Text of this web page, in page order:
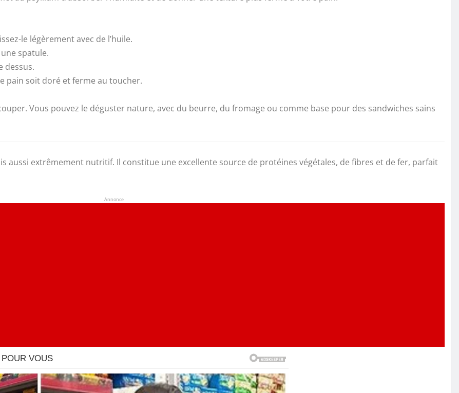
le légèrement avec de l’huile.
spatule.
dessus.
pain soit doré et ferme au toucher.
Vous pouvez le déguster nature, avec du beurre, du fromage ou comme base pour des sandwiches sains
aussi extrêmement nutritif. Il constitue une excellente source de protéines végétales, de fibres et de fer, parfait
Annonce